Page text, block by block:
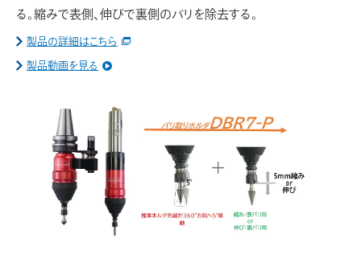
る。縮みで表側、伸びで裏側のバリを除去する。
製品の詳細はこちら
製品動画を見る